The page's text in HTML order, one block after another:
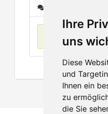
Ihre
uns
Diese
und
Ihnen ein
zu
die Sie
Keine Einträge